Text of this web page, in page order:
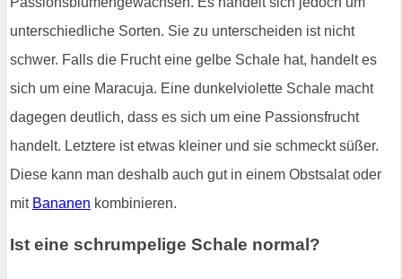
unterschiedliche Sorten. Sie zu unterscheiden ist nicht
schwer. Falls die Frucht eine gelbe Schale hat, handelt es
sich um eine Maracuja. Eine dunkelviolette Schale macht
dagegen deutlich, dass es sich um eine Passionsfrucht
handelt. Letztere ist etwas kleiner und sie schmeckt süßer.
Diese kann man deshalb auch gut in einem Obstsalat oder
mit Bananen kombinieren.
Ist eine schrumpelige Schale normal?